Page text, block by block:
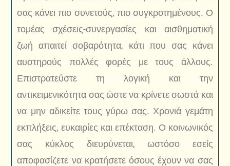
σας κάνει πιο συνετούς, πιο συγκροτημένους. Ο
τομέας σχέσεις-συνεργασίες και αισθηματική
ζωή απαιτεί σοβαρότητα, κάτι που σας κάνει
αυστηρούς πολλές φορές με τους άλλους.
Επιστρατεύστε τη λογική και την
αντικειμενικότητα σας ώστε να κρίνετε σωστά και
να μην αδικείτε τους γύρω σας. Χρονιά γεμάτη
εκπλήξεις, ευκαιρίες και επέκταση. Ο κοινωνικός
σας κύκλος διευρύνεται, ωστόσο εσείς
αποφασίζετε να κρατήσετε όσους έχουν να σας